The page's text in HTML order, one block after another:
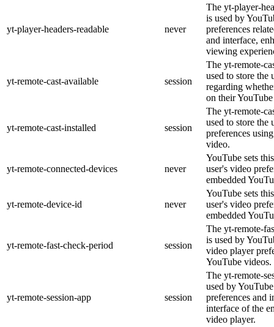
yt-player-headers-readable never
The yt-player-
is used by
preferences
and interface,
viewing
yt-remote-cast-available session
The yt-remote-
used to store the
regarding
on their
yt-remote-cast-installed session
The yt-remote-
used to store the
preferences
video.
yt-remote-connected-devices never
YouTube sets
user's video
embedded
yt-remote-device-id never
YouTube sets
user's video
embedded
yt-remote-fast-check-period session
The yt-remote-
is used by
video player
YouTube videos.
yt-remote-session-app session
The yt-remote-
used by
preferences and
interface of the
video player.